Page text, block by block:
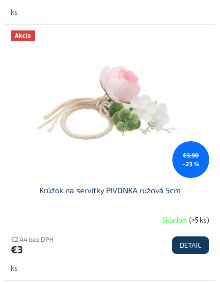
ks
Akcia
€3,90
–23 %
Krúžok na servítky PIVONKA ružová 5cm
Skladom(>5 ks)
€2,44 bez DPH
€3 DETAIL
ks